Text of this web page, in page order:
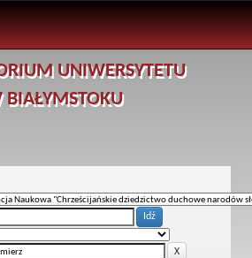
UNIWERSYTETU
BIAŁYMSTOKU